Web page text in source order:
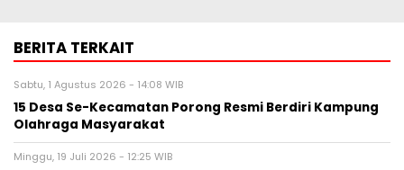
BERITA TERKAIT
Sabtu, 1 Agustus 2026 - 14:08 WIB
15 Desa Se-Kecamatan Porong Resmi Berdiri Kampung
Olahraga Masyarakat
Minggu, 19 Juli 2026 - 12:25 WIB